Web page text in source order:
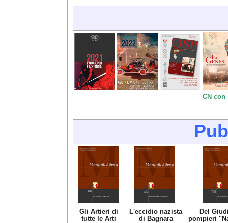
CN con
Gli Artieri di
tutte le Arti
L'eccidio nazista
di Bagnara
Del
pompieri